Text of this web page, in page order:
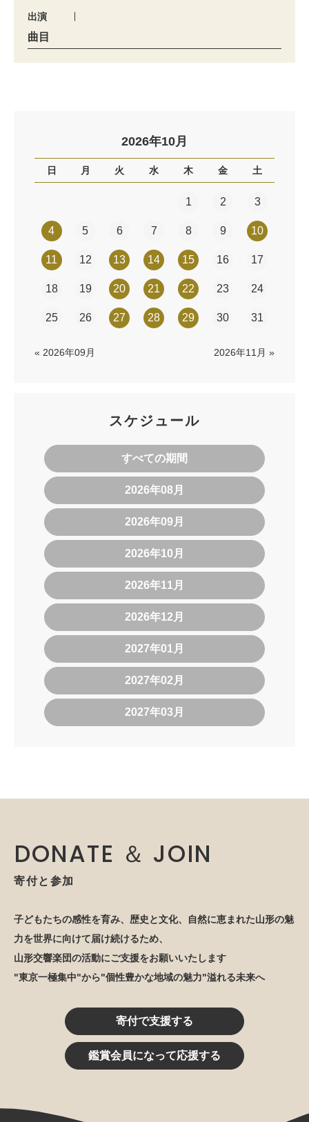
出演
曲目
2026年10月
日 月 火 水 木 金 土
1 2 3
4 5 6 7 8 9 10
11 12 13 14 15 16 17
18 19 20 21 22 23 24
25 26 27 28 29 30 31
« 2026年09月 2026年11月 »
スケジュール
すべての期間
2026年08月
2026年09月
2026年10月
2026年11月
2026年12月
2027年01月
2027年02月
2027年03月
DONATE ＆ JOIN
寄付と参加
子どもたちの感性を育み、歴史と文化、自然に恵まれた山形の魅
力を世界に向けて届け続けるため、
山形交響楽団の活動にご支援をお願いいたします
"東京一極集中"から"個性豊かな地域の魅力"溢れる未来へ
寄付で支援する
鑑賞会員になって応援する